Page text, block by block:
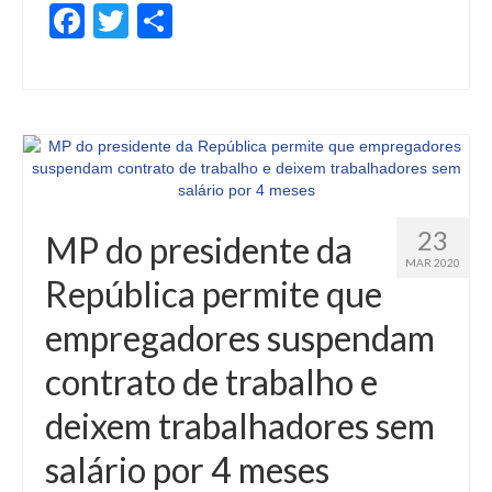
Facebook
Twitter
23
MAR 2020
MP do presidente da
República permite que
empregadores suspendam
contrato de trabalho e
deixem trabalhadores sem
salário por 4 meses